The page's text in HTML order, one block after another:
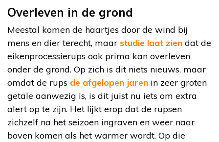
Overleven in de grond
Meestal komen de haartjes door de wind bij
mens en dier terecht, maar studie laat zien dat de
eikenprocessierups ook prima kan overleven
onder de grond. Op zich is dit niets nieuws, maar
omdat de rups de afgelopen jaren in zeer groten
getale aanwezig is, is dit juist nu iets om extra
alert op te zijn. Het lijkt erop dat de rupsen
zichzelf na het seizoen ingraven en weer naar
boven komen als het warmer wordt. Op die